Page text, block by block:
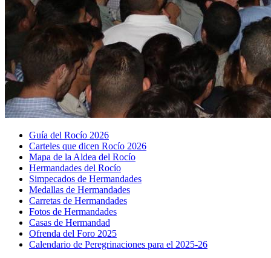
Guía del Rocío 2026
Carteles que dicen Rocío 2026
Mapa de la Aldea del Rocío
Hermandades del Rocío
Simpecados de Hermandades
Medallas de Hermandades
Carretas de Hermandades
Fotos de Hermandades
Casas de Hermandad
Ofrenda del Foro 2025
Calendario de Peregrinaciones para el 2025-26